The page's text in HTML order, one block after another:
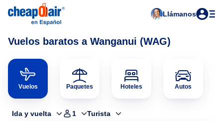
Llámanos
Vuelos baratos a Wanganui (WAG)
Vuelos Paquetes Hoteles Autos
Ida y vuelta 1 Turista